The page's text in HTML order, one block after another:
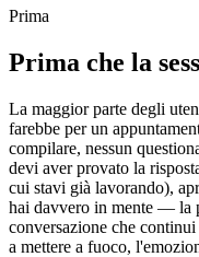
Prima
Prima che la
La maggior parte degli
farebbe per un
compilare, nessun
devi aver provato la
cui stavi già lavorando),
hai davvero in mente — la
conversazione che
a mettere a fuoco,